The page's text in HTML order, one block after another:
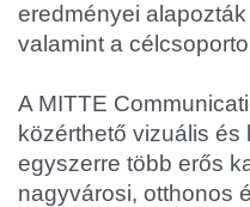
eredményei
valamint a
A MITTE
közérthető vizuális
egyszerre több erős
nagyvárosi, otthonos